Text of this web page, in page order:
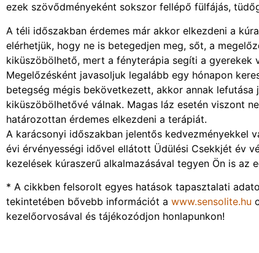
ezek szövődményeként sokszor fellépő fülfájás,
A téli időszakban érdemes már akkor elkezdeni a
elérhetjük, hogy ne is betegedjen meg, sőt, a
kiküszöbölhető, mert a fényterápia segíti a gyerekek
Megelőzésként javasoljuk legalább egy hónapon
betegség mégis bekövetkezett, akkor annak
kiküszöbölhetővé válnak. Magas láz esetén viszont
határozottan érdemes elkezdeni a terápiát.
A karácsonyi időszakban jelentős kedvezményekkel
évi érvényességi idővel ellátott Üdülési Csekkjét év
kezelések kúraszerű alkalmazásával tegyen Ön is az
* A cikkben felsorolt egyes hatások tapasztalati
tekintetében bővebb információt a www.sensolite.hu
kezelőorvosával és tájékozódjon honlapunkon!